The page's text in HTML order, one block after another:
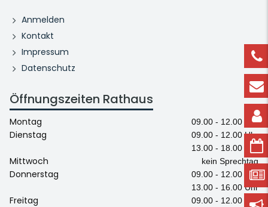
Anmelden
Kontakt
Impressum
Datenschutz
Öffnungszeiten Rathaus
Montag 09.00 - 12.00 Uhr
Dienstag
09.00 - 12.00 Uhr
13.00 - 18.00 Uhr
Mittwoch kein Sprechtag
Donnerstag
09.00 - 12.00 Uhr
13.00 - 16.00 Uhr
Freitag 09.00 - 12.00 Uhr